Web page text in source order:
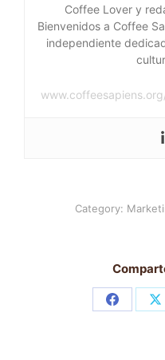
Coffee Lover y
Bienvenidos a Coffee
independiente
Category:
Share